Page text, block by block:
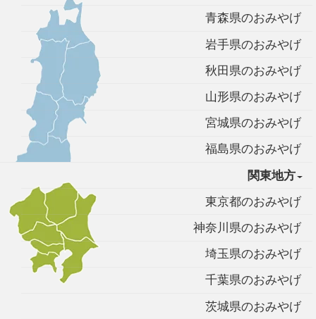
青森県のおみやげ
岩手県のおみやげ
秋田県のおみやげ
山形県のおみやげ
宮城県のおみやげ
福島県のおみやげ
関東地方
東京都のおみやげ
神奈川県のおみやげ
埼玉県のおみやげ
千葉県のおみやげ
茨城県のおみやげ